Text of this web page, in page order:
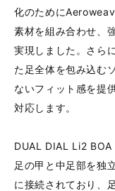
化のために
素材を組み合わせ、
実現しました。さら
た足全体を包み込む
ないフィット感を提
対応します。
DUAL DIAL Li2 BOA
足の甲と中足部を独
に接続されており、